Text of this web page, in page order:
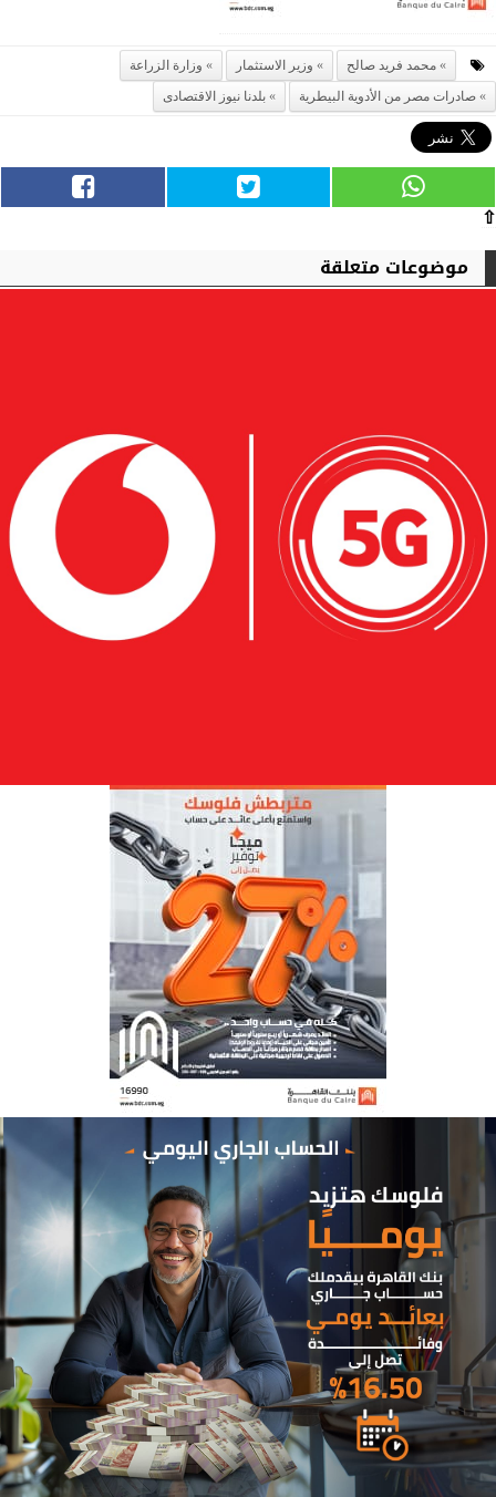
محمد فريد صالح وزير الاستثمار
وزارة الزراعة
صادرات مصر من الأدوية البيطرية
بلدنا نيوز الاقتصادى
⇧
موضوعات متعلقة